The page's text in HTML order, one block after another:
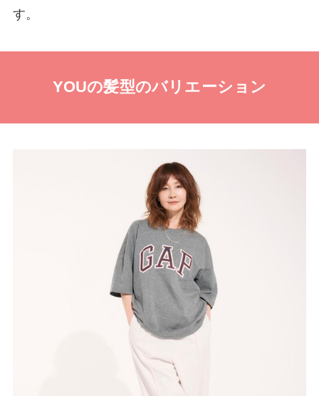
す。
YOUの髪型のバリエーション